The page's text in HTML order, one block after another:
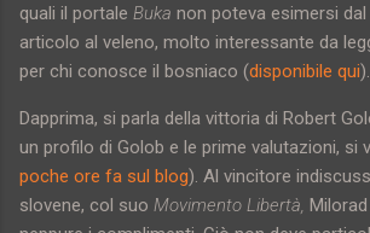
quali il portale Buka non poteva esimersi
articolo al veleno, molto interessante da
per chi conosce il bosniaco (disponibile qui).
Dapprima, si parla della vittoria di Robert
un profilo di Golob e le prime valutazioni, si
poche ore fa sul blog). Al vincitore
slovene, col suo Movimento Libertà,